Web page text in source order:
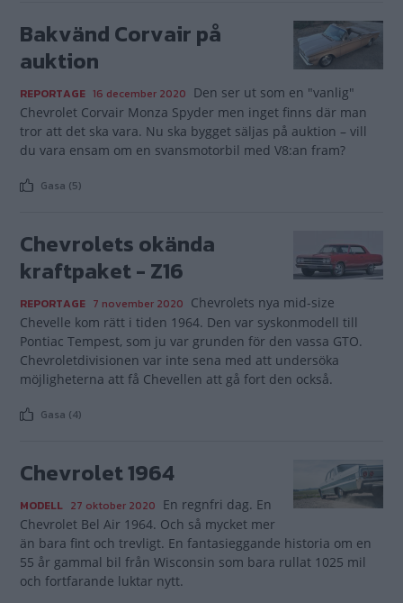
Bakvänd Corvair på
auktion
REPORTAGE 16 december 2020 Den ser ut som en "vanlig"
Chevrolet Corvair Monza Spyder men inget finns där man
tror att det ska vara. Nu ska bygget säljas på auktion – vill
du vara ensam om en svansmotorbil med V8:an fram?
Gasa (5)
Chevrolets okända
kraftpaket - Z16
REPORTAGE 7 november 2020 Chevrolets nya mid-size
Chevelle kom rätt i tiden 1964. Den var syskonmodell till
Pontiac Tempest, som ju var grunden för den vassa GTO.
Chevroletdivisionen var inte sena med att undersöka
möjligheterna att få Chevellen att gå fort den också.
Gasa (4)
Chevrolet 1964
MODELL 27 oktober 2020 En regnfri dag. En
Chevrolet Bel Air 1964. Och så mycket mer
än bara fint och trevligt. En fantasieggande historia om en
55 år gammal bil från Wisconsin som bara rullat 1025 mil
och fortfarande luktar nytt.